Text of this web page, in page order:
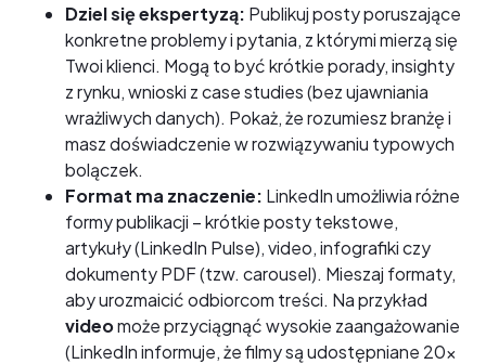
Dziel się ekspertyzą: Publikuj posty poruszające
konkretne problemy i pytania, z którymi mierzą się
Twoi klienci. Mogą to być krótkie porady, insighty
z rynku, wnioski z case studies (bez ujawniania
wrażliwych danych). Pokaż, że rozumiesz branżę i
masz doświadczenie w rozwiązywaniu typowych
bolączek.
Format ma znaczenie: LinkedIn umożliwia różne
formy publikacji – krótkie posty tekstowe,
artykuły (LinkedIn Pulse), video, infografiki czy
dokumenty PDF (tzw. carousel). Mieszaj formaty,
aby urozmaicić odbiorcom treści. Na przykład
videomoże przyciągnąć wysokie zaangażowanie
(LinkedIn informuje, że filmy są udostępniane 20x